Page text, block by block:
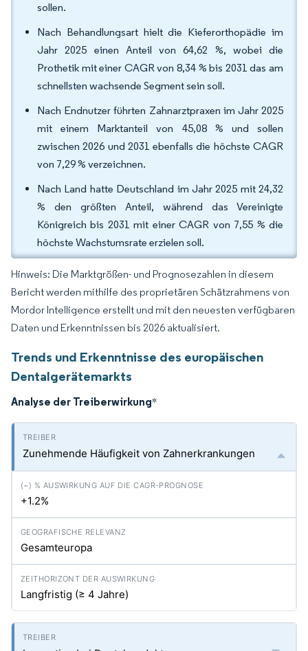
sollen.
Nach Behandlungsart hielt die Kieferorthopädie im
Jahr 2025 einen Anteil von 64,62 %, wobei die
Prothetik mit einer CAGR von 8,34 % bis 2031 das am
schnellsten wachsende Segment sein soll.
Nach Endnutzer führten Zahnarztpraxen im Jahr 2025
mit einem Marktanteil von 45,08 % und sollen
zwischen 2026 und 2031 ebenfalls die höchste CAGR
von 7,29 % verzeichnen.
Nach Land hatte Deutschland im Jahr 2025 mit 24,32
% den größten Anteil, während das Vereinigte
Königreich bis 2031 mit einer CAGR von 7,55 % die
höchste Wachstumsrate erzielen soll.
Hinweis: Die Marktgrößen- und Prognosezahlen in diesem
Bericht werden mithilfe des proprietären Schätzrahmens von
Mordor Intelligence erstellt und mit den neuesten verfügbaren
Daten und Erkenntnissen bis 2026 aktualisiert.
Trends und Erkenntnisse des europäischen
Dentalgerätemarkts
Analyse der Treiberwirkung*
Zunehmende Häufigkeit von Zahnerkrankungen
+1.2%
Gesamteuropa
Langfristig (≥ 4 Jahre)